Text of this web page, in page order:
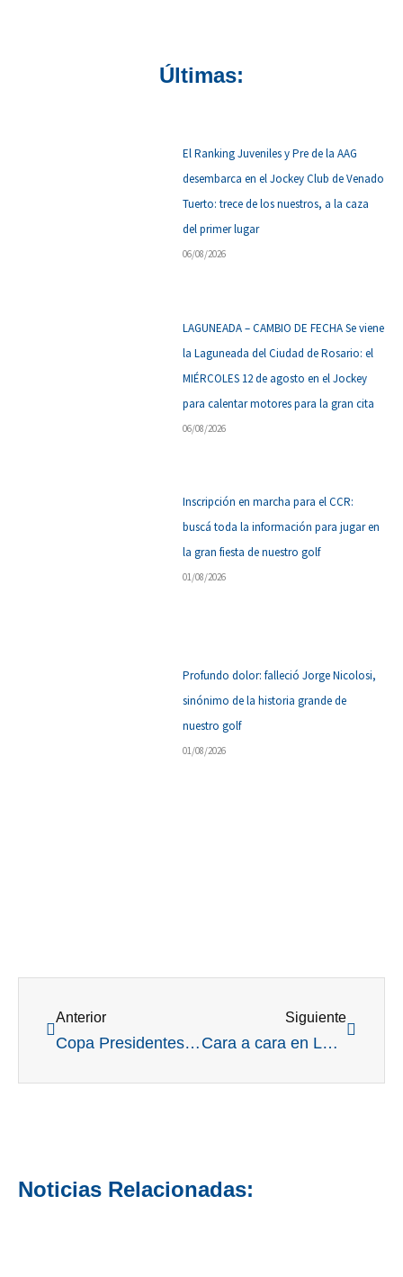
Últimas:
El Ranking Juveniles y Pre de la AAG
desembarca en el Jockey Club de Venado
Tuerto: trece de los nuestros, a la caza
del primer lugar
06/08/2026
LAGUNEADA – CAMBIO DE FECHA Se viene
la Laguneada del Ciudad de Rosario: el
MIÉRCOLES 12 de agosto en el Jockey
para calentar motores para la gran cita
06/08/2026
Inscripción en marcha para el CCR:
buscá toda la información para jugar en
la gran fiesta de nuestro golf
01/08/2026
Profundo dolor: falleció Jorge Nicolosi,
sinónimo de la historia grande de
nuestro golf
01/08/2026
Anterior
Copa Presidentes: un encuentro institucional donde sobresalió el prestigio de los disertantes y el compromiso de seguir creciendo
Siguiente
Cara a cara en La Carolina: se define el Ranking de Menores y Juveniles en un atractivo formato Match Play
Noticias Relacionadas: